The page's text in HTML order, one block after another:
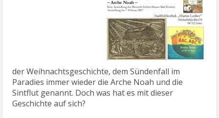
der Weihnachtsgeschichte, dem Sündenfall im
Paradies immer wieder die Arche Noah und die
Sintflut genannt. Doch was hat es mit dieser
Geschichte auf sich?